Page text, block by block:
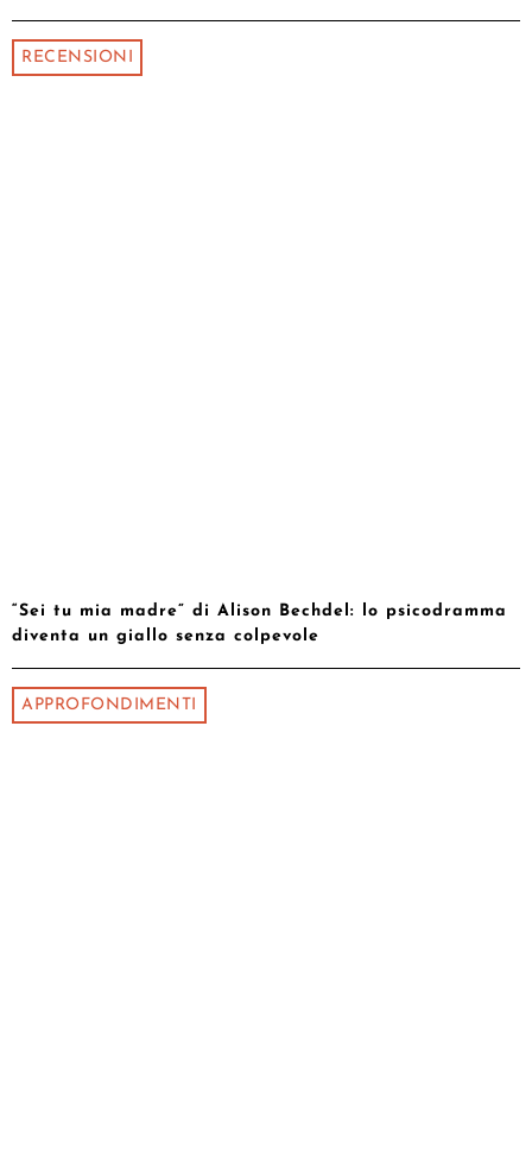
RECENSIONI
“Sei tu mia madre” di Alison Bechdel: lo psicodramma
diventa un giallo senza colpevole
APPROFONDIMENTI